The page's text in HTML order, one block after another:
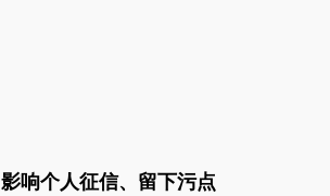
影响个人征信、留下污点